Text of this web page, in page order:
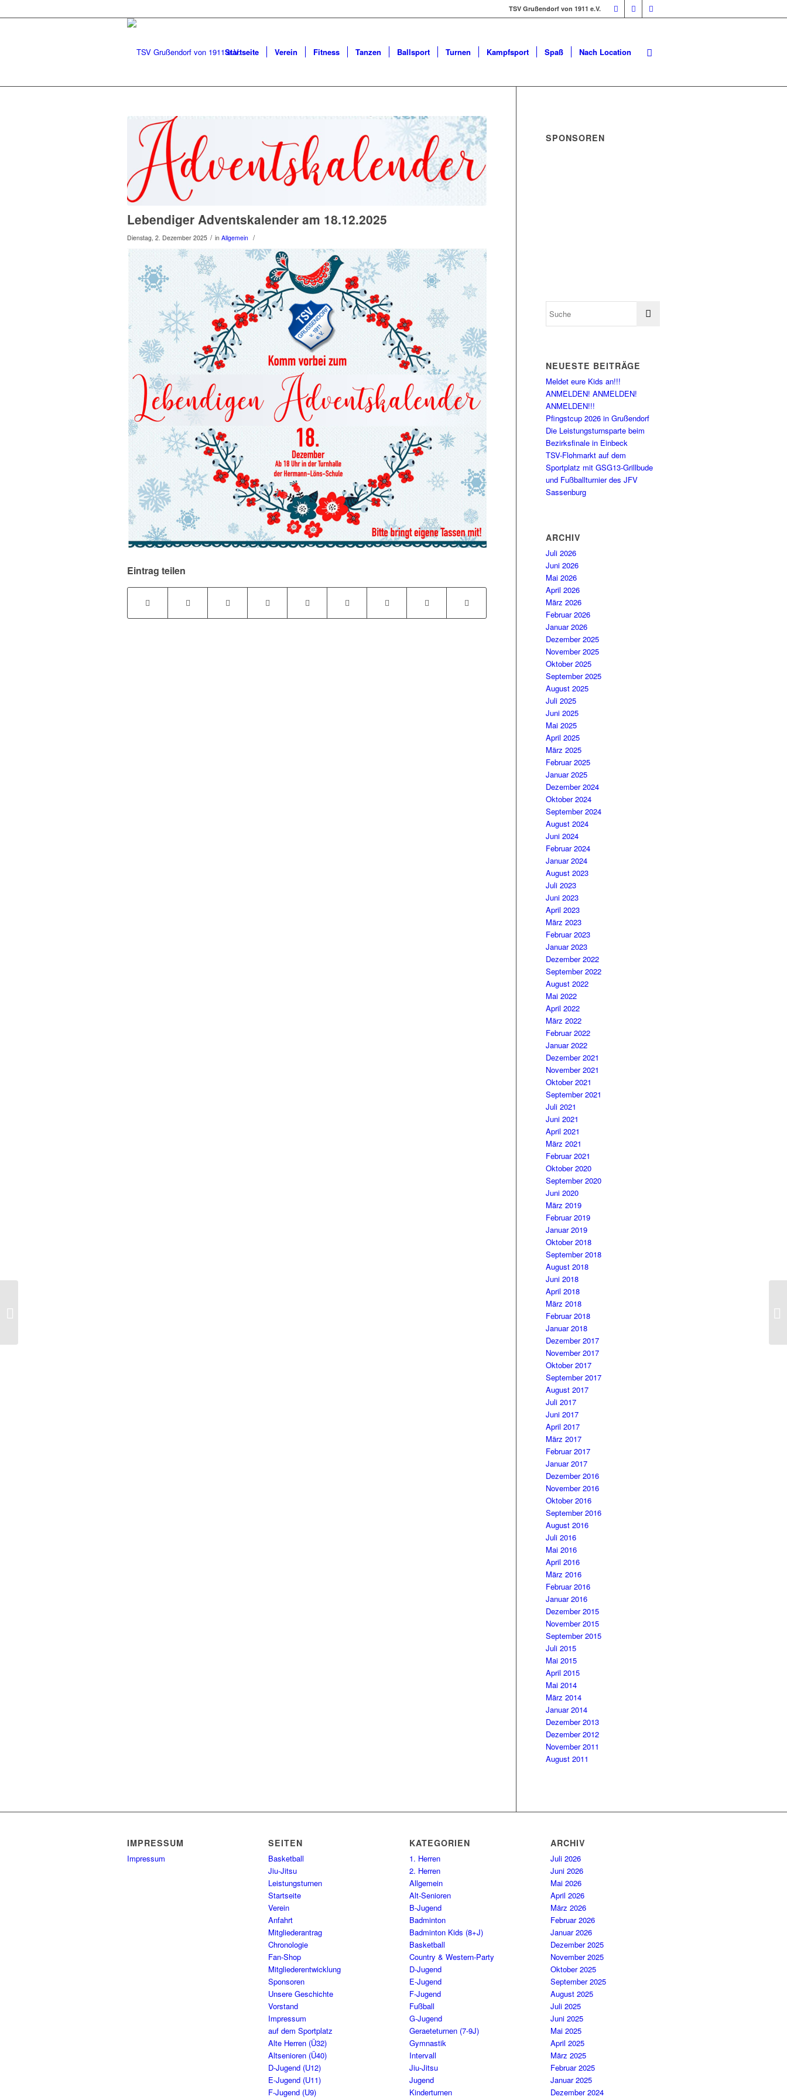
TSV Grußendorf von 1911 e.V.
Startseite Verein Fitness Tanzen Ballsport Turnen Kampfsport Spaß Nach Location
Lebendiger Adventskalender am 18.12.2025
Dienstag, 2. Dezember 2025 / in Allgemein /
Eintrag teilen
SPONSOREN
NEUESTE BEITRÄGE
Meldet eure Kids an!!!
ANMELDEN! ANMELDEN!
ANMELDEN!!!
Pfingstcup 2026 in Grußendorf
Die Leistungsturnsparte beim
Bezirksfinale in Einbeck
TSV-Flohmarkt auf dem
Sportplatz mit GSG13-Grillbude
und Fußballturnier des JFV
Sassenburg
ARCHIV
Juli 2026
Juni 2026
Mai 2026
April 2026
März 2026
Februar 2026
Januar 2026
Dezember 2025
November 2025
Oktober 2025
September 2025
August 2025
Juli 2025
Juni 2025
Mai 2025
April 2025
März 2025
Februar 2025
Januar 2025
Dezember 2024
Oktober 2024
September 2024
August 2024
Juni 2024
Februar 2024
Januar 2024
August 2023
Juli 2023
Juni 2023
April 2023
März 2023
Februar 2023
Januar 2023
Dezember 2022
September 2022
August 2022
Mai 2022
April 2022
März 2022
Februar 2022
Januar 2022
Dezember 2021
November 2021
Oktober 2021
September 2021
Juli 2021
Juni 2021
April 2021
März 2021
Februar 2021
Oktober 2020
September 2020
Juni 2020
März 2019
Februar 2019
Januar 2019
Oktober 2018
September 2018
August 2018
Juni 2018
April 2018
März 2018
Februar 2018
Januar 2018
Dezember 2017
November 2017
Oktober 2017
September 2017
August 2017
Juli 2017
Juni 2017
April 2017
März 2017
Februar 2017
Januar 2017
Dezember 2016
November 2016
Oktober 2016
September 2016
August 2016
Juli 2016
Mai 2016
April 2016
März 2016
Februar 2016
Januar 2016
Dezember 2015
November 2015
September 2015
Juli 2015
Mai 2015
April 2015
Mai 2014
März 2014
Januar 2014
Dezember 2013
Dezember 2012
November 2011
August 2011
IMPRESSUM
Impressum
SEITEN
Basketball
Jiu-Jitsu
Leistungsturnen
Startseite
Verein
Anfahrt
Mitgliederantrag
Chronologie
Fan-Shop
Mitgliederentwicklung
Sponsoren
Unsere Geschichte
Vorstand
Impressum
auf dem Sportplatz
Alte Herren (Ü32)
Altsenioren (Ü40)
D-Jugend (U12)
E-Jugend (U11)
F-Jugend (U9)
KATEGORIEN
1. Herren
2. Herren
Allgemein
Alt-Senioren
B-Jugend
Badminton
Badminton Kids (8+J)
Basketball
Country & Western-Party
D-Jugend
E-Jugend
F-Jugend
Fußball
G-Jugend
Geraeteturnen (7-9J)
Gymnastik
Intervall
Jiu-Jitsu
Jugend
Kinderturnen
ARCHIV
Juli 2026
Juni 2026
Mai 2026
April 2026
März 2026
Februar 2026
Januar 2026
Dezember 2025
November 2025
Oktober 2025
September 2025
August 2025
Juli 2025
Juni 2025
Mai 2025
April 2025
März 2025
Februar 2025
Januar 2025
Dezember 2024